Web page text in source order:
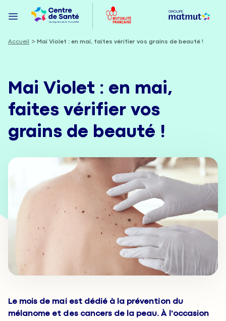
Accueil Mai Violet : en mai, faites vérifier vos grains de beauté !
Mai Violet : en mai,
faites vérifier vos
grains de beauté !
Le mois de mai est dédié à la prévention du
mélanome et des cancers de la peau. À l'occasion